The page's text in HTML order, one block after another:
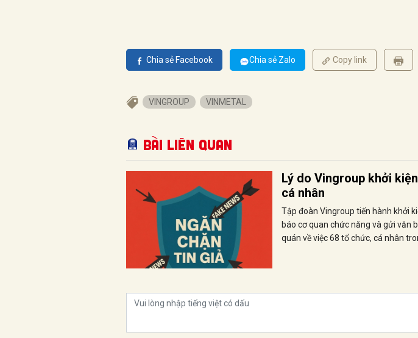
Chia sẻ Facebook Chia sẻ Zalo Copy link
VINGROUP VINMETAL
Bài liên quan
Lý do Vingroup khởi
cá nhân
Tập đoàn Vingroup tiến hành khởi
báo cơ quan chức năng và gửi văn
quán về việc 68 tổ chức, cá nhân